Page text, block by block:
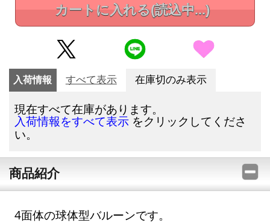
カートに入れる(読込中...)
入荷情報 すべて表示 在庫切のみ表示
現在すべて在庫があります。
入荷情報をすべて表示 をクリックしてくださ
い。
商品紹介
4面体の球体型バルーンです。